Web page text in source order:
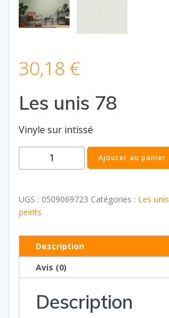
30,18 €
Les unis 78
Vinyle sur intissé
quantité
de
unis
78
Ajouter au panier
UGS : 0509069723 Catégories : Les unis
peints
Description
Avis (0)
Description